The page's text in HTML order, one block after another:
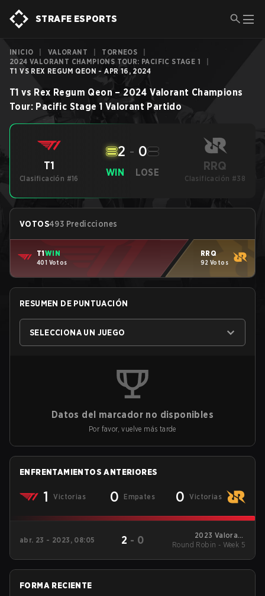
STRAFE ESPORTS
INICIO VALORANT TORNEOS
2024 VALORANT CHAMPIONS TOUR: PACIFIC STAGE 1
T1 VS REX REGUM QEON - APR 16, 2024
T1 vs Rex Regum Qeon– 2024 Valorant Champions
Tour: Pacific Stage 1 Valorant Partido
T1
Clasificación #16
WIN
2 - 0
LOSE RRQ
Clasificación #38
VOTOS493 Predicciones
T1WIN
401 Votos
RRQ
92 Votos
RESUMEN DE PUNTUACIÓN
SELECCIONA UN JUEGO
Datos del marcador no disponibles
Por favor, vuelve más tarde
ENFRENTAMIENTOS ANTERIORES
1 Victorias 0 Empates 0 Victorias
abr. 23 - 2023, 08:05 2 - 0
2023 Valorant
Champions Tour:
Round Robin - Week 5
FORMA RECIENTE